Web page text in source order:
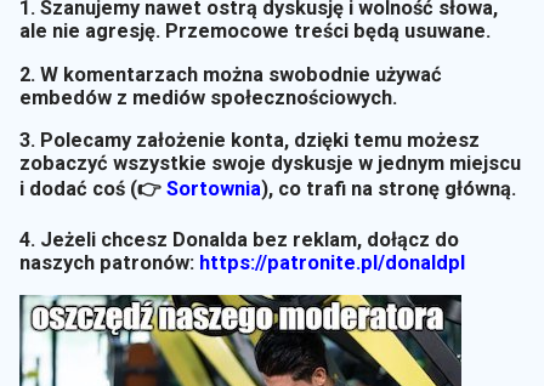
1. Szanujemy nawet ostrą dyskusję i wolność słowa,
ale nie agresję. Przemocowe treści będą usuwane.
2. W komentarzach można swobodnie używać
embedów z mediów społecznościowych.
3. Polecamy założenie konta, dzięki temu możesz
zobaczyć wszystkie swoje dyskusje w jednym miejscu
i dodać coś (👉 Sortownia), co trafi na stronę główną.
4. Jeżeli chcesz Donalda bez reklam, dołącz do
naszych patronów: https://patronite.pl/donaldpl